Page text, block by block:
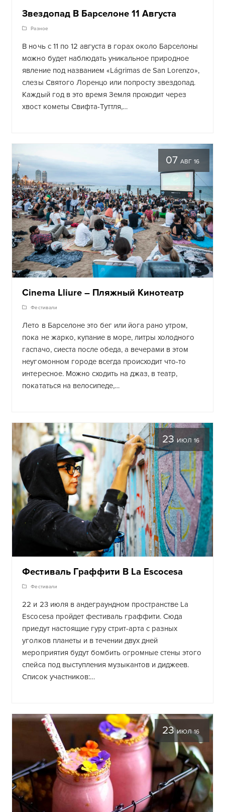
Звездопад В Барселоне 11 Августа
Разное
В ночь с 11 по 12 августа в горах около Барселоны
можно будет наблюдать уникальное природное
явление под названием «Lágrimas de San Lorenzo»,
слезы Святого Лоренцо или попросту звездопад.
Каждый год в это время Земля проходит через
хвост кометы Свифта-Туттля,…
07АВГ 16
Cinema Lliure – Пляжный Кинотеатр
Фестивали
Лето в Барселоне это бег или йога рано утром,
пока не жарко, купание в море, литры холодного
гаспачо, сиеста после обеда, а вечерами в этом
неугомонном городе всегда происходит что-то
интересное. Можно сходить на джаз, в театр,
покататься на велосипеде,…
23 ИЮЛ 16
Фестиваль Граффити В La Escocesa
Фестивали
22 и 23 июля в андеграундном пространстве La
Escocesa пройдет фестиваль граффити. Сюда
приедут настоящие гуру стрит-арта с разных
уголков планеты и в течении двух дней
мероприятия будут бомбить огромные стены этого
спейса под выступления музыкантов и диджеев.
Список участников:…
23ИЮЛ 16